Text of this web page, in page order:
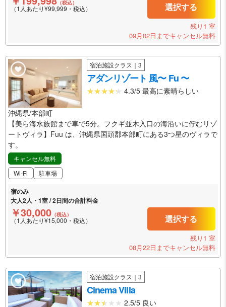
（税込）
（1人あたり¥99,999・税込） 選択する
残り1 室
09月02日までキャンセル無料
宿泊施設クラス｜3
アダンリゾート 風〜 Fu 〜
4.3/5 最高に素晴らしい
沖縄県/本部町
【美ら海水族館まで車で5分。フクギ並木入口の海沿いに佇むリゾ
ートヴィラ】Fuu は、沖縄県国頭郡本部町にある3つ星のヴィラで
す。
キャンセル無料
Wi-Fi
駐車場
宿のみ
大人2人・1室 / 2日間の合計料金
￥30,000 （税込）
（1人あたり¥15,000・税込） 選択する
残り1 室
08月22日までキャンセル無料
宿泊施設クラス｜3
Cinema Villa
2.5/5 良い